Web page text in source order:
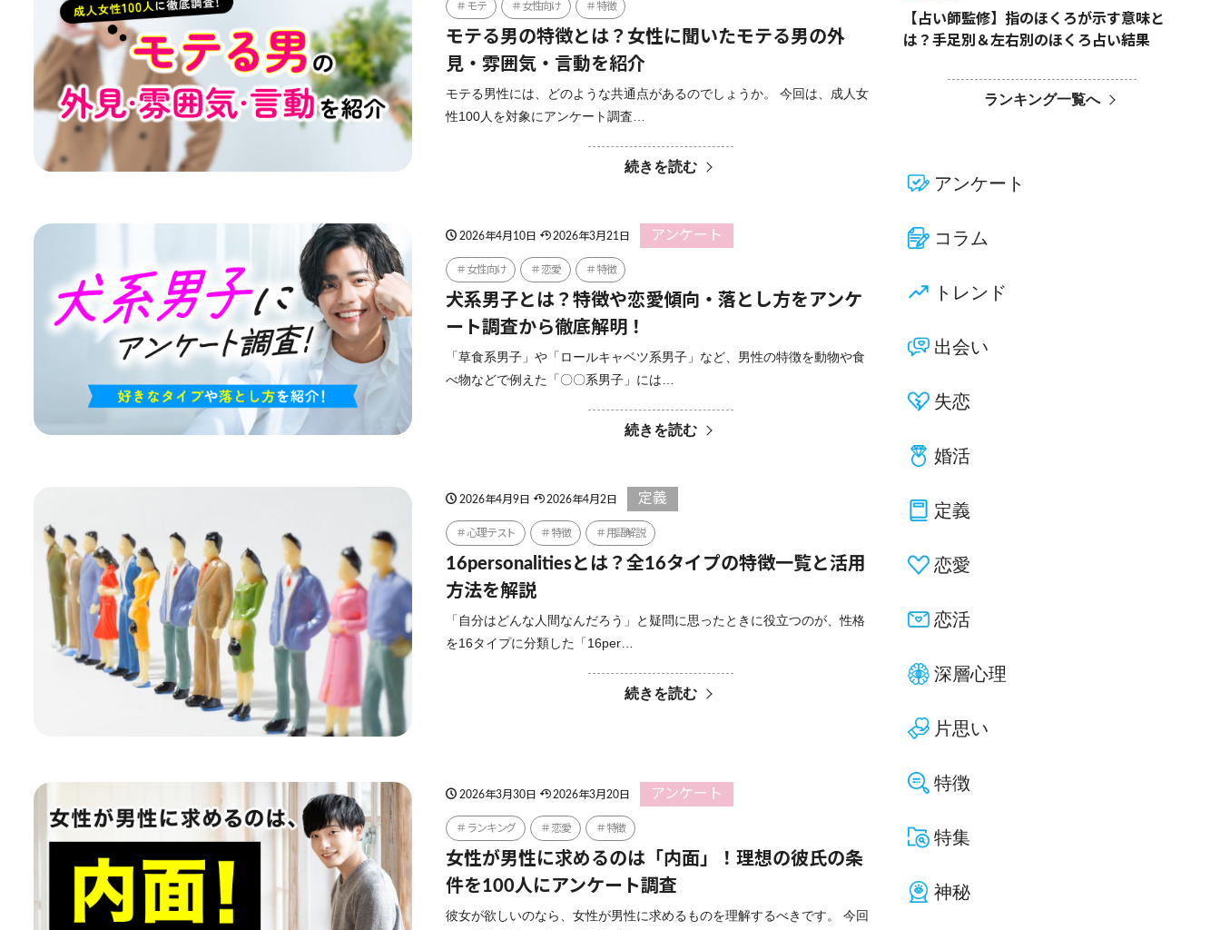
モテ 女性向け 特徴
モテる男の特徴とは？女性に聞いたモテる男の外
見・雰囲気・言動を紹介
モテる男性には、どのような共通点があるのでしょうか。 今回は、成人女
性100人を対象にアンケート調査…
続きを読む
2026年4月10日 2026年3月21日 アンケート
女性向け 恋愛 特徴
犬系男子とは？特徴や恋愛傾向・落とし方をアンケ
ート調査から徹底解明！
「草食系男子」や「ロールキャベツ系男子」など、男性の特徴を動物や食
べ物などで例えた「〇〇系男子」には…
続きを読む
2026年4月9日 2026年4月2日 定義
心理テスト 特徴 用語解説
16personalitiesとは？全16タイプの特徴一覧と活用
方法を解説
「自分はどんな人間なんだろう」と疑問に思ったときに役立つのが、性格
を16タイプに分類した「16per…
続きを読む
2026年3月30日 2026年3月20日 アンケート
ランキング 恋愛 特徴
女性が男性に求めるのは「内面」！理想の彼氏の条
件を100人にアンケート調査
彼女が欲しいのなら、女性が男性に求めるものを理解するべきです。 今回
【占い師監修】指のほくろが示す意味と
は？手足別＆左右別のほくろ占い結果
ランキング一覧へ
アンケート
コラム
トレンド
出会い
失恋
婚活
定義
恋愛
恋活
深層心理
片思い
特徴
特集
神秘